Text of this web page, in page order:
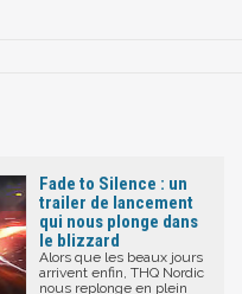
Fade to Silence : un
trailer de lancement
qui nous plonge dans
le blizzard
Alors que les beaux jours
arrivent enfin, THQ Nordic
nous replonge en plein